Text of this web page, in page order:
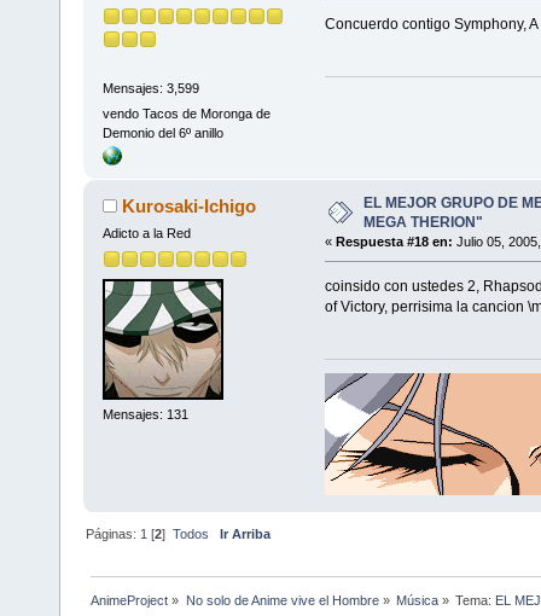
Mensajes: 3,599
vendo Tacos de Moronga de
Demonio del 6º anillo
Concuerdo contigo Symphony,
Kurosaki-Ichigo
Adicto a la Red
Mensajes: 131
EL MEJOR GRUPO DE
MEGA THERION"
« Respuesta #18 en: Julio 05,
coinsido con ustedes 2,
of Victory, perrisima la cancion
Páginas: 1 [2]Todos Ir Arriba
AnimeProject » No solo de Anime vive el Hombre» Música» Tema: EL